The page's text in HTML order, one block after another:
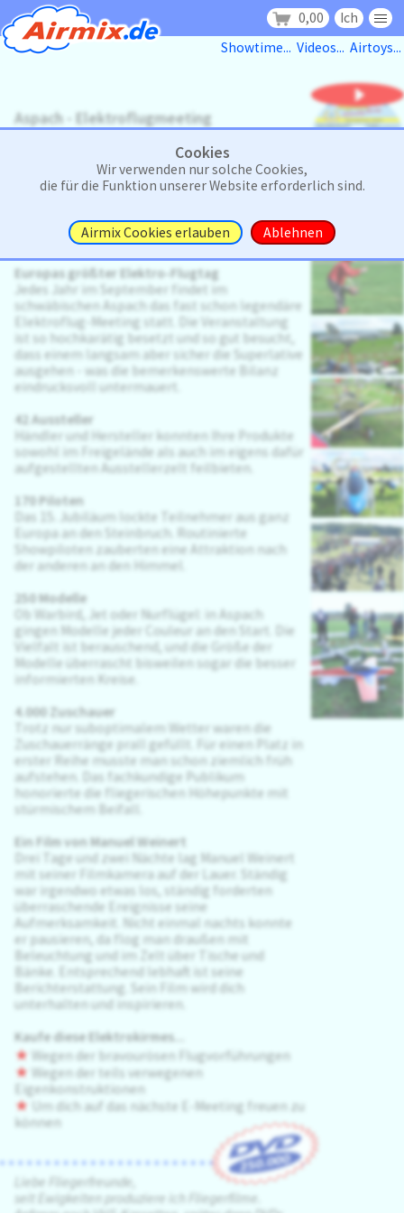
0,00
Ich
Showtime... Videos... Airtoys...
Aspach - Elektroflugmeeting
Elektroflug-Meetings Europas.
12,50 € inkl. Mwst, zzgl. Versand
Europas größter Elektro-Flugtag
Jedes Jahr im September findet im
schwäbischen Aspach das fast schon legendäre
Elektroflug-Meeting statt. Die Veranstaltung
ist so hochkarätig besetzt und so gut besucht,
dass einem langsam aber sicher die Superlative
ausgehen - was die bemerkenswerte Bilanz
eindrucksvoll untermauert.
42 Aussteller
Händler und Hersteller konnten Ihre Produkte
sowohl im Freigelände als auch im eigens dafür
aufgestellten Ausstellerzelt feilbieten.
170 Piloten
Das 15. Jubiläum lockte Teilnehmer aus ganz
Europa an den Steinbruch. Routinierte
Showpiloten zauberten eine Attraktion nach
der anderen an den Himmel.
250 Modelle
Ob Warbird, Jet oder Nurflügel: in Aspach
gingen Modelle jeder Couleur an den Start. Die
Vielfalt ist berauschend, und die Größe der
Modelle überrascht bisweilen sogar die besser
informierten Kreise.
4.000 Zuschauer
Trotz nur suboptimalem Wetter waren die
Zuschauerränge prall gefüllt. Für einen Platz in
erster Reihe musste man schon ziemlich früh
aufstehen. Das fachkundige Publikum
honorierte die fliegerischen Höhepunkte mit
stürmischem Beifall.
Ein Film von Manuel Weinert
Drei Tage und zwei Nächte lag Manuel Weinert
mit seiner Filmkamera auf der Lauer. Ständig
war irgendwo etwas los, ständig forderten
überraschende Ereignisse seine
Aufmerksamkeit. Nicht einmal nachts konnte
er pausieren, da flog man draußen mit
Beleuchtung und im Zelt über Tische und
Bänke. Entsprechend lebhaft ist seine
Berichterstattung. Sein Film wird dich
unterhalten und inspirieren.
Kaufe diese Elektrokirmes...
★ Wegen der bravourösen Flugvorführungen
★ Wegen der teils verwegenen
Eigenkonstruktionen
★ Um dich auf das nächste E-Meeting freuen zu
können
Liebe Fliegerfreunde,
seit Ewigkeiten produziere ich Fliegerfilme.
X
X
X
X
X
X
Cookies
Wir verwenden nur solche Cookies,
die für die Funktion unserer Website erforderlich sind.
Airmix Cookies erlauben Ablehnen